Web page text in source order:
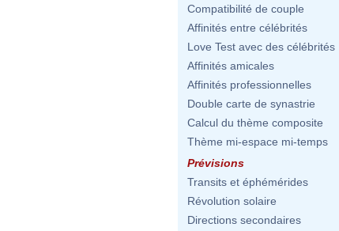
Compatibilité de couple
Affinités entre célébrités
Love Test avec des célébrités
Affinités amicales
Affinités professionnelles
Double carte de synastrie
Calcul du thème composite
Thème mi-espace mi-temps
Prévisions
Transits et éphémérides
Révolution solaire
Directions secondaires